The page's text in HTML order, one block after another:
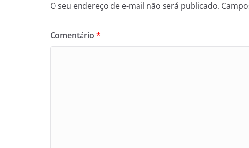
O seu endereço de e-mail não será publicado.
Comentário *